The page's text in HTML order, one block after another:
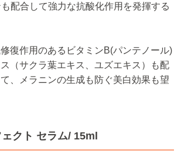
配合して強力な抗酸化作用を発揮する
復作用のあるビタミンB(パンテノール)
（サクラ葉エキス、ユズエキス）も配
、メラニンの生成も防ぐ美白効果も望
クト セラム/ 15ml